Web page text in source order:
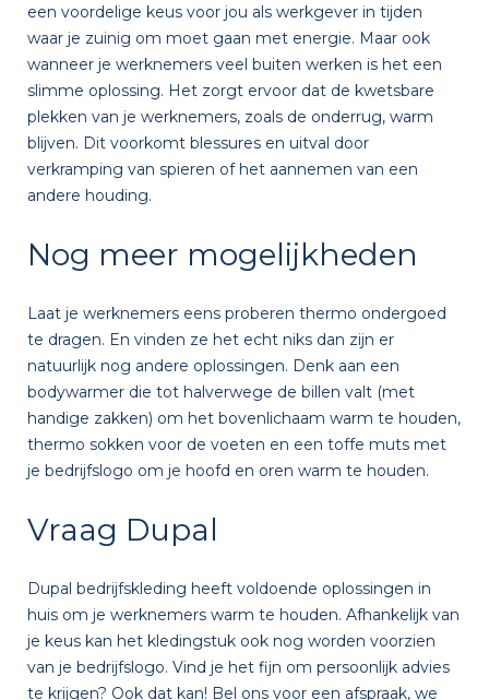
een voordelige keus voor jou als werkgever in tijden
waar je zuinig om moet gaan met energie. Maar ook
wanneer je werknemers veel buiten werken is het een
slimme oplossing. Het zorgt ervoor dat de kwetsbare
plekken van je werknemers, zoals de onderrug, warm
blijven. Dit voorkomt blessures en uitval door
verkramping van spieren of het aannemen van een
andere houding.
Nog meer mogelijkheden
Laat je werknemers eens proberen thermo ondergoed
te dragen. En vinden ze het echt niks dan zijn er
natuurlijk nog andere oplossingen. Denk aan een
bodywarmer die tot halverwege de billen valt (met
handige zakken) om het bovenlichaam warm te houden,
thermo sokken voor de voeten en een toffe muts met
je bedrijfslogo om je hoofd en oren warm te houden.
Vraag Dupal
Dupal bedrijfskleding heeft voldoende oplossingen in
huis om je werknemers warm te houden. Afhankelijk van
je keus kan het kledingstuk ook nog worden voorzien
van je bedrijfslogo. Vind je het fijn om persoonlijk advies
te krijgen? Ook dat kan! Bel ons voor een afspraak, we